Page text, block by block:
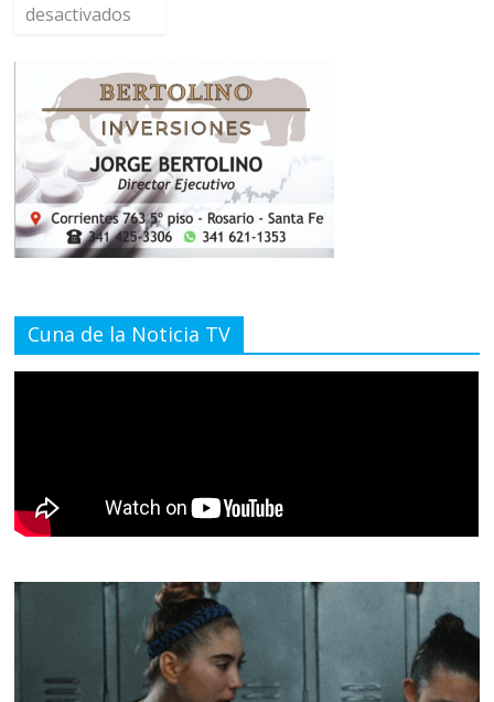
desactivados
Cuna de la Noticia TV